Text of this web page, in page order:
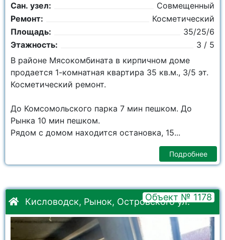
Сан. узел:
Совмещенный
Ремонт:
Косметический
Площадь:
35/25/6
Этажность:
3 / 5
В районе Мясокомбината в кирпичном доме
продается 1-комнатная квартира 35 кв.м., 3/5 эт.
Косметический ремонт.
До Комсомольского парка 7 мин пешком. До
Рынка 10 мин пешком.
Рядом с домом находится остановка, 15...
Подробнее
Кисловодск, Рынок, Островского ул.
Объект № 1178